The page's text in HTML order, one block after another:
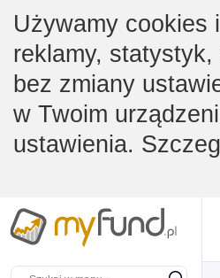
Używamy cookies
reklamy,
bez zmiany
w Twoim
ustawienia.